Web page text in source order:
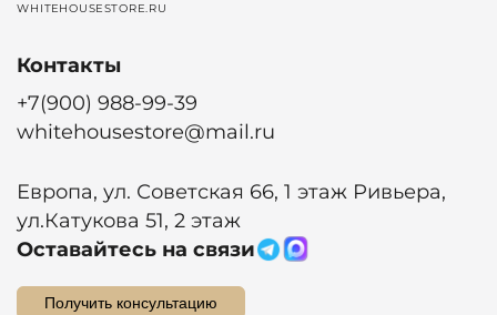
WHITEHOUSESTORE.RU
Контакты
+7(900) 988-99-39
whitehousestore@mail.ru
Европа, ул. Советская 66, 1 этаж Ривьера,
ул.Катукова 51, 2 этаж
Оставайтесь на связи
Получить консультацию